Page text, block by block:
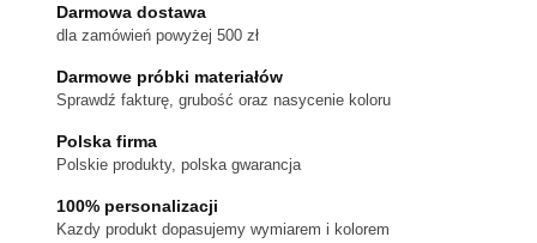
Opcje
można
wybrać
stronie
Darmowa dostawa
dla zamówień powyżej 500 zł
Darmowe próbki materiałów
Sprawdź fakturę, grubość oraz nasycenie koloru
Polska firma
Polskie produkty, polska gwarancja
100% personalizacji
Kazdy produkt dopasujemy wymiarem i kolorem